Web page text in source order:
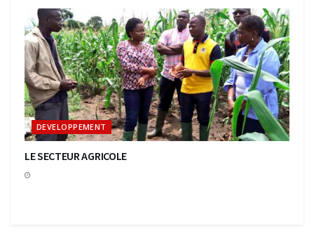
DEVELOPPEMENT
LE SECTEUR AGRICOLE